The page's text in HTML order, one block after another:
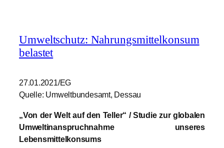
Umweltschutz: Nahrungsmittelkonsum
belastet
27.01.2021/EG
Quelle: Umweltbundesamt, Dessau
„Von der Welt auf den Teller“ / Studie zur globalen
Umweltinanspruchnahme unseres
Lebensmittelkonsums